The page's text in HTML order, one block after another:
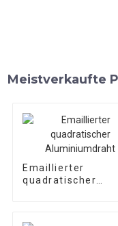
Meistverkaufte
Emaillierter
quadratischer